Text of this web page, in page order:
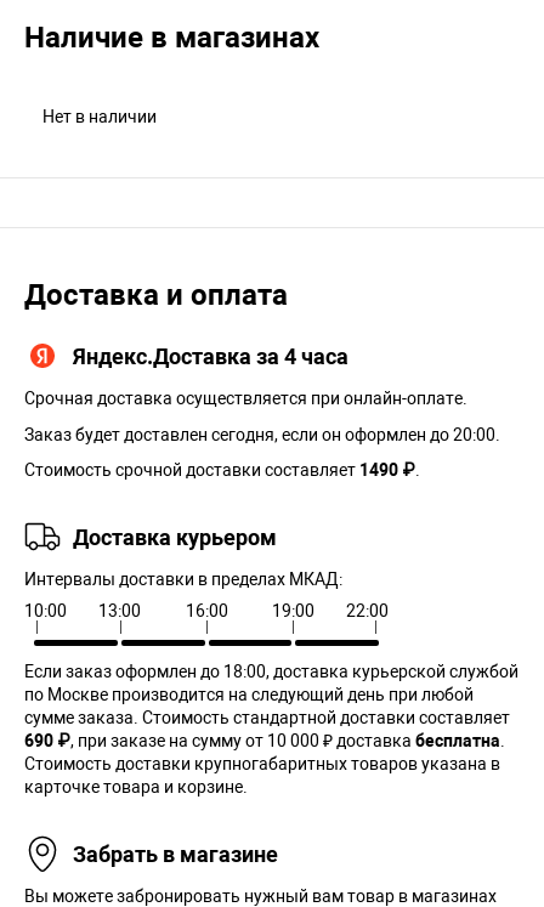
Наличие в магазинах
Нет в наличии
Доставка и оплата
Яндекс.Доставка за 4 часа
Срочная доставка осуществляется при онлайн-оплате.
Заказ будет доставлен сегодня, если он оформлен до 20:00.
Стоимость срочной доставки составляет 1490 ₽
Доставка курьером
Интервалы доставки в пределах МКАД:
10:00
13:00 16:00 19:00 22:00
Если заказ оформлен до 18:00, доставка курьерской службой
по Москве производится на следующий день при любой
сумме заказа. Cтоимость стандартной доставки составляет
690 ₽, при заказе на сумму от 10 000 ₽ доставка бесплатна
Стоимость доставки крупногабаритных товаров указана в
карточке товара и корзине.
Забрать в магазине
Вы можете забронировать нужный вам товар в магазинах